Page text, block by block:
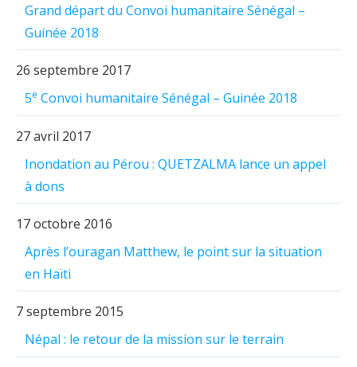
Grand départ du Convoi humanitaire Sénégal –
Guinée 2018
26 septembre 2017
5e Convoi humanitaire Sénégal – Guinée 2018
27 avril 2017
Inondation au Pérou : QUETZALMA lance un appel
à dons
17 octobre 2016
Après l’ouragan Matthew, le point sur la situation
en Haïti
7 septembre 2015
Népal : le retour de la mission sur le terrain